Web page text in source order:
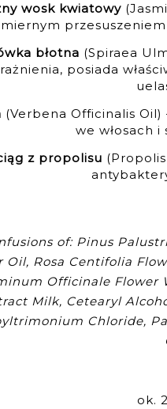
wosk kwiatowy
błotna (Spiraea
posiada
(Verbena Officinalis
we włosach i
z propolisu
of: Pinus
Oil, Rosa Centifolia
Officinale Flower
Milk, Cetearyl
Chloride,
ok.